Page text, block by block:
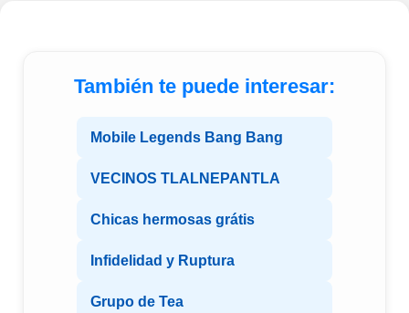
También te puede interesar:
Mobile Legends Bang Bang
VECINOS TLALNEPANTLA
Chicas hermosas grátis
Infidelidad y Ruptura
Grupo de Tea